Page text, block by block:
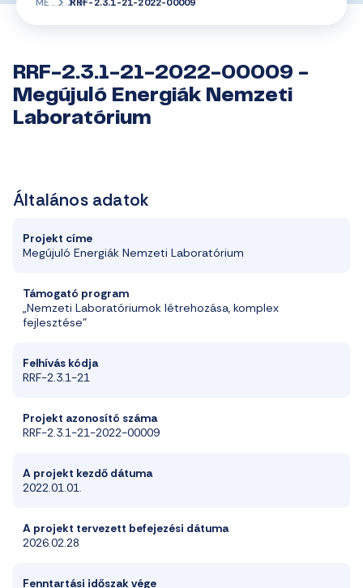
RRF-2.3.1-21-2022-00009 -
Megújuló Energiák Nemzeti
Laboratórium
Általános adatok
Projekt címe
Megújuló Energiák Nemzeti Laboratórium
Támogató program
„Nemzeti Laboratóriumok létrehozása, komplex
fejlesztése”
Felhívás kódja
RRF-2.3.1-21
Projekt azonosító száma
RRF-2.3.1-21-2022-00009
A projekt kezdő dátuma
2022.01.01.
A projekt tervezett befejezési dátuma
2026.02.28
Fenntartási időszak vége